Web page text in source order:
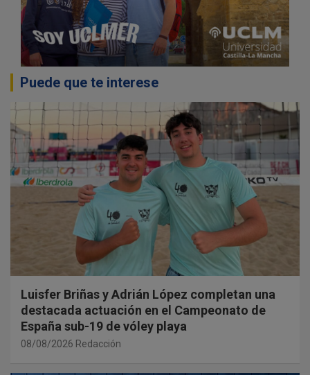
Puede que te interese
Luisfer Briñas y Adrián López completan una
destacada actuación en el Campeonato de
España sub-19 de vóley playa
08/08/2026 Redacción